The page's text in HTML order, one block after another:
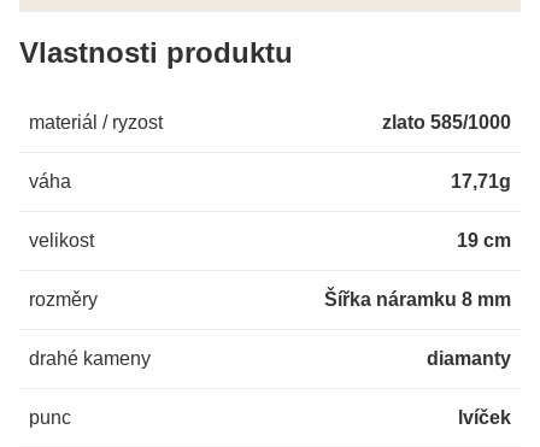
Vlastnosti produktu
materiál / ryzost zlato 585/1000
váha 17,71g
velikost 19 cm
rozměry Šířka náramku 8 mm
drahé kameny diamanty
punc lvíček